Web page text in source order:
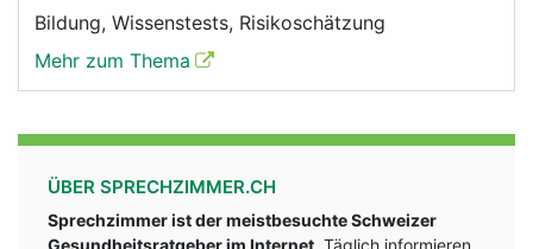
Bildung, Wissenstests, Risikoschätzung
Mehr zum Thema
ÜBER SPRECHZIMMER.CH
Sprechzimmer ist der meistbesuchte Schweizer
Gesundheitsratgeber im Internet. Täglich informieren